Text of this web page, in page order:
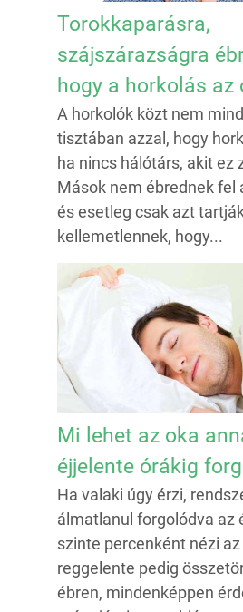
Torokkaparásra,
szájszárazságra
hogy a horkolás az
A horkolók közt nem
tisztában azzal, hogy
ha nincs hálótárs, akit ez
Mások nem ébrednek fel
és esetleg csak azt
kellemetlennek, hogy...
Mi lehet az oka
éjjelente órákig
Ha valaki úgy érzi,
álmatlanul forgolódva az
szinte percenként nézi az
reggelente pedig
ébren, mindenképpen